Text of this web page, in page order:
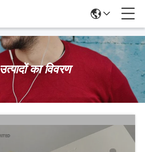
उत्पादों का विवरण